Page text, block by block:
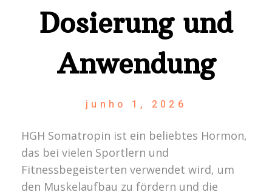
Dosierung und
Anwendung
junho 1, 2026
HGH Somatropin ist ein beliebtes Hormon,
das bei vielen Sportlern und
Fitnessbegeisterten verwendet wird, um
den Muskelaufbau zu fördern und die